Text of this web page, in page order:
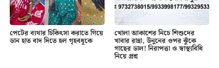
পেটের ব্যথার চিকিৎসা করাতে গিয়ে
ডান হাত বাদ দিতে হল গৃহবধূকে
খোলা আকাশের নিচে শিশুদের
খাবার রান্না, উনুনের ওপর ঝুঁকে
গাছের ডাল! নিরাপত্তা ও স্বাস্থ্যবিধি
নিয়ে প্রশ্ন